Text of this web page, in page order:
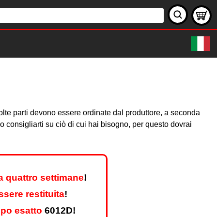
parti devono essere ordinate dal produttore, a seconda
consigliarti su ciò di cui hai bisogno, per questo dovrai
quattro settimane!
restituita!
esatto 6012D!